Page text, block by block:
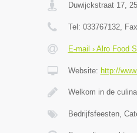
Duwijckstraat 17,
Tel: 033767132,
E-mail › Alro Food
Website: http://
Welkom in de
Bedrijfsfeesten,